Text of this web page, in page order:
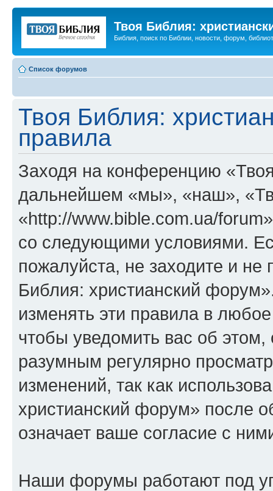
Твоя Библия:
Библия, поиск по Библии, новости, форум,
Список форумов
Твоя Библия:
правила
Заходя на конференцию
дальнейшем «мы», «наш»,
«http://www.bible.com.ua/
со следующими условиями.
пожалуйста, не заходите и
Библия: христианский
изменять эти правила в
чтобы уведомить вас об
разумным регулярно
изменений, так как
христианский форум» после
означает ваше согласие с
Наши форумы работают под